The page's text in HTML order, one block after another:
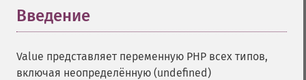
Введение
Value представляет переменную PHP всех типов,
включая неопределённую (undefined)